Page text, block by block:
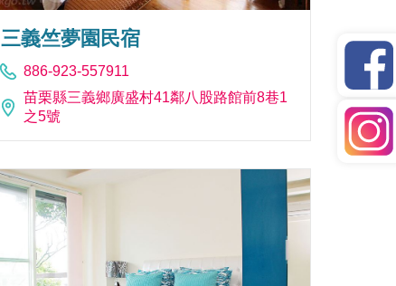
三義竺夢園民宿
886-923-557911
苗栗縣三義鄉廣盛村41鄰八股路館前8巷1
之5號